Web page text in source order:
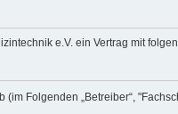
e.V. ein Vertrag mit
Folgenden „Betreiber“,